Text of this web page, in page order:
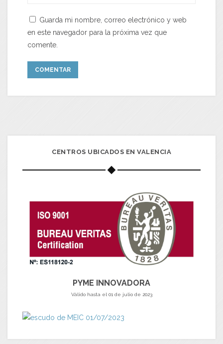
Guarda mi nombre, correo electrónico y web
en este navegador para la próxima vez que
comente.
CENTROS UBICADOS EN VALENCIA
PYME INNOVADORA
Válido hasta el 01 de julio de 2023